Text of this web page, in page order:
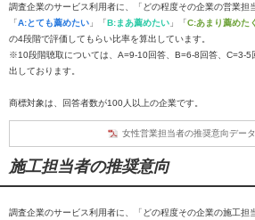
調査企業のサービス利用者に、「どの程度その企業の営業担
「A:とても薦めたい 」「B:まあ薦めたい 」「C:あまり薦めた
の4段階で評価してもらい比率を算出しています。
※10段階聴取については、A=9-10回答、B=6-8回答、C=3-5
出しております。
商標対象は、回答者数が100人以上の企業です。
女性営業担当者の推奨意向データ
施工担当者の推奨意向
調査企業のサービス利用者に、「どの程度その企業の施工担